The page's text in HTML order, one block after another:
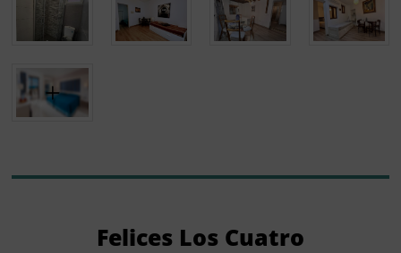
Felices Los Cuatro